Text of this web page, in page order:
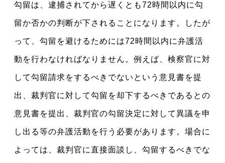
勾留は、逮捕されてから遅くとも72時間以内に勾
留か否かの判断が下されることになります。したが
って、勾留を避けるためには72時間以内に弁護活
動を行わなければなりません。例えば、検察官に対
して勾留請求をするべきでないという意見書を提
出、裁判官に対して勾留を却下するべきであるとの
意見書を提出、裁判官の勾留決定に対して異議を申
し出る等の弁護活動を行う必要があります。場合に
よっては、裁判官に直接面談し、勾留するべきでな